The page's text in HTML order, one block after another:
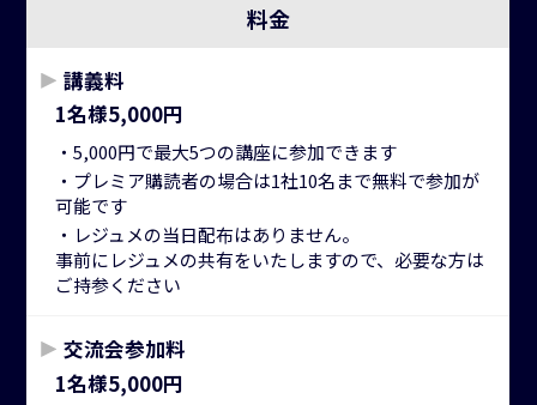
料金
講義料
1名様5,000円
・5,000円で最大5つの講座に参加できます
・プレミア購読者の場合は1社10名まで無料で参加が
可能です
・レジュメの当日配布はありません。
事前にレジュメの共有をいたしますので、必要な方は
ご持参ください
交流会参加料
1名様5,000円